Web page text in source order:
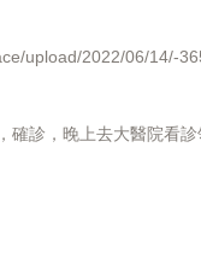
upload/2022/06/14/-
確診，晚上去大醫院看診